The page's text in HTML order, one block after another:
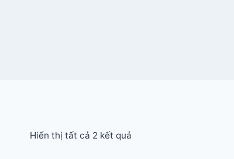
Hiển thị tất cả 2 kết quả